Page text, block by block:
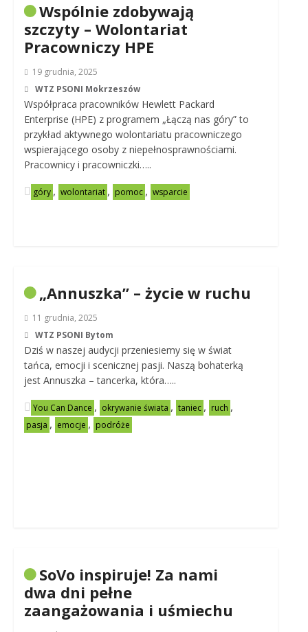
Wspólnie zdobywają
szczyty – Wolontariat
Pracowniczy HPE
19 grudnia, 2025
WTZ PSONI Mokrzeszów
Współpraca pracowników Hewlett Packard
Enterprise (HPE) z programem „Łączą nas góry” to
przykład aktywnego wolontariatu pracowniczego
wspierającego osoby z niepełnosprawnościami.
Pracownicy i pracowniczki…..
góry , wolontariat , pomoc , wsparcie
„Annuszka” – życie w ruchu
11 grudnia, 2025
WTZ PSONI Bytom
Dziś w naszej audycji przeniesiemy się w świat
tańca, emocji i scenicznej pasji. Naszą bohaterką
jest Annuszka – tancerka, która…..
You Can Dance , okrywanie świata , taniec , ruch ,
pasja , emocje , podróże
SoVo inspiruje! Za nami
dwa dni pełne
zaangażowania i uśmiechu